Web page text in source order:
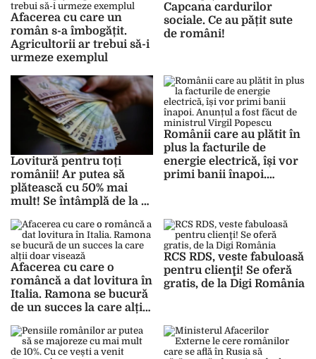
Afacerea cu care un
român s-a îmbogățit.
Agricultorii ar trebui să-i
urmeze exemplul
Capcana cardurilor
sociale. Ce au pățit sute
de români!
Lovitură pentru toți
românii! Ar putea să
plătească cu 50% mai
mult! Se întâmplă de la 1
Românii care au plătit în
plus la facturile de
energie electrică, își vor
primi banii înapoi.
Afacerea cu care o
româncă a dat lovitura în
Italia. Ramona se bucură
de un succes la care alții
RCS RDS, veste fabuloasă
pentru clienţi! Se oferă
gratis, de la Digi România